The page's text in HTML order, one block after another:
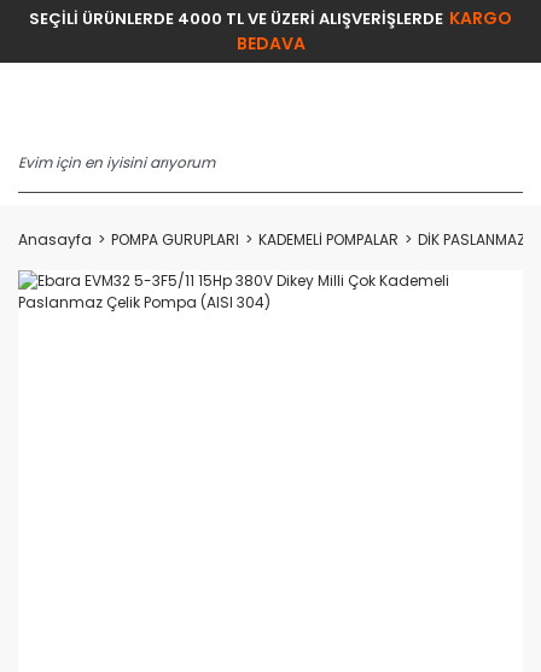
SEÇİLİ ÜRÜNLERDE 4000 TL VE ÜZERİ ALIŞVERİŞLERDE KARGO
BEDAVA
Anasayfa POMPA GURUPLARI KADEMELİ POMPALAR DİK PASLANMAZ